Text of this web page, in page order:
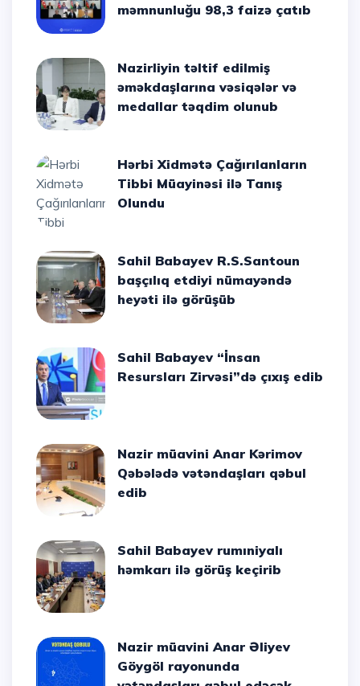
məmnunluğu 98,3 faizə çatıb
Nazirliyin təltif edilmiş
əməkdaşlarına vəsiqələr və
medallar təqdim olunub
Hərbi Xidmətə Çağırılanların
Tibbi Müayinəsi ilə Tanış
Olundu
Sahil Babayev R.S.Santoun
başçılıq etdiyi nümayəndə
heyəti ilə görüşüb
Sahil Babayev “İnsan
Resursları Zirvəsi”də çıxış edib
Nazir müavini Anar Kərimov
Qəbələdə vətəndaşları qəbul
edib
Sahil Babayev rumıniyalı
həmkarı ilə görüş keçirib
Nazir müavini Anar Əliyev
Göygöl rayonunda